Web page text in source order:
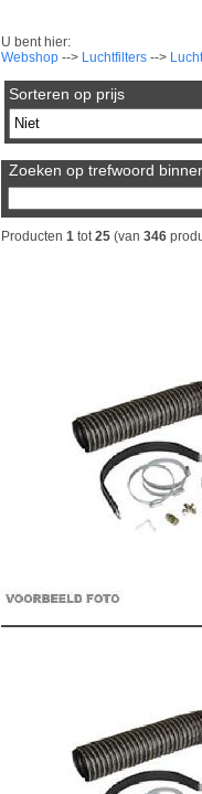
U bent hier:
Webshop --> Luchtfilters -->
Sorteren op prijs
Zoeken op trefwoord
Producten1 tot25 (van346